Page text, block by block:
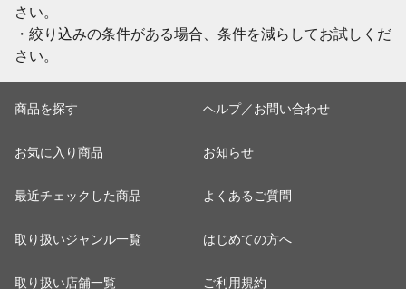
さい。
・絞り込みの条件がある場合、条件を減らしてお試しくだ
さい。
商品を探す
お気に入り商品
最近チェックした商品
取り扱いジャンル一覧
取り扱い店舗一覧
ヘルプ／お問い合わせ
お知らせ
よくあるご質問
はじめての方へ
ご利用規約